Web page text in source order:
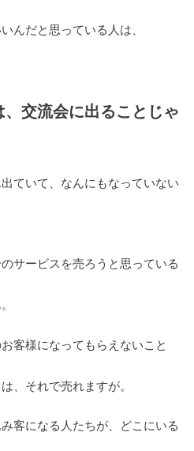
んだと思っている人は、
、交流会に出ることじゃ
ていて、なんにもなっていない
サービスを売ろうと思っている
客様になってもらえないこと
、それで売れますが。
客になる人たちが、どこにいる